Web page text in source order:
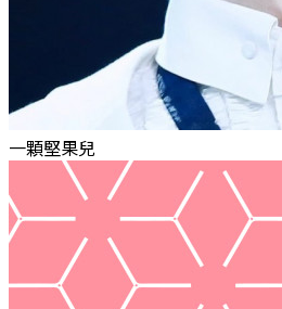
一顆堅果兒